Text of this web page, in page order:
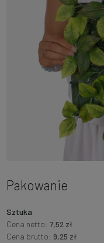
Pakowanie
Sztuka
Cena netto: 7,52 zł
Cena brutto: 9,25 zł